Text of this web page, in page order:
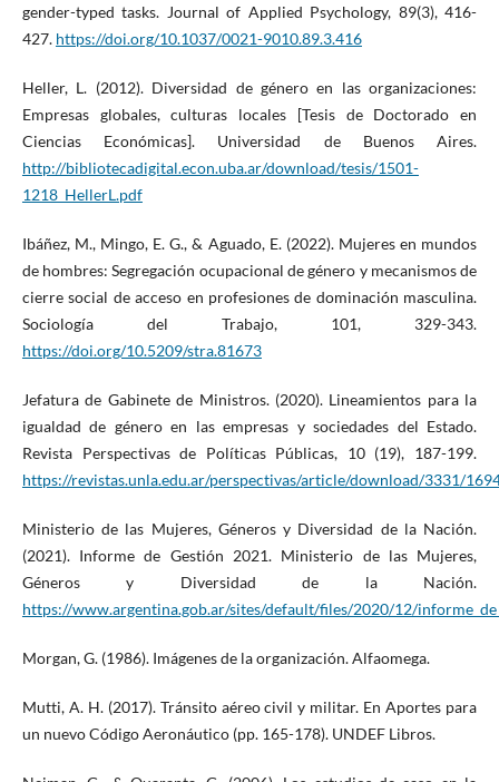
gender-typed tasks. Journal of Applied Psychology, 89(3), 416-
427. https://doi.org/10.1037/0021-9010.89.3.416
Heller, L. (2012). Diversidad de género en las organizaciones:
Empresas globales, culturas locales [Tesis de Doctorado en
Ciencias Económicas]. Universidad de Buenos Aires.
http://bibliotecadigital.econ.uba.ar/download/tesis/1501-
1218_HellerL.pdf
Ibáñez, M., Mingo, E. G., & Aguado, E. (2022). Mujeres en mundos
de hombres: Segregación ocupacional de género y mecanismos de
cierre social de acceso en profesiones de dominación masculina.
Sociología del Trabajo, 101, 329-343.
https://doi.org/10.5209/stra.81673
Jefatura de Gabinete de Ministros. (2020). Lineamientos para la
igualdad de género en las empresas y sociedades del Estado.
Revista Perspectivas de Políticas Públicas, 10 (19), 187-199.
https://revistas.unla.edu.ar/perspectivas/article/download/3331/
Ministerio de las Mujeres, Géneros y Diversidad de la Nación.
(2021). Informe de Gestión 2021. Ministerio de las Mujeres,
Géneros y Diversidad de la Nación.
https://www.argentina.gob.ar/sites/default/files/2020/12/
Morgan, G. (1986). Imágenes de la organización. Alfaomega.
Mutti, A. H. (2017). Tránsito aéreo civil y militar. En Aportes para
un nuevo Código Aeronáutico (pp. 165-178). UNDEF Libros.